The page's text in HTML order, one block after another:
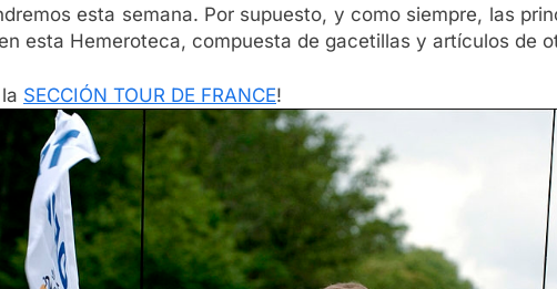
esta semana. Por supuesto, y como siempre, las
esta Hemeroteca, compuesta de gacetillas y artículos de
SECCIÓN TOUR DE FRANCE!